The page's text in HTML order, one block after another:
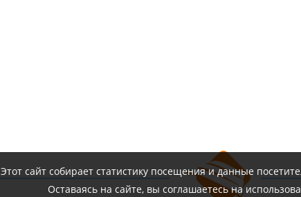
Этот сайт собирает статистику посещения и данные
Оставаясь на сайте, вы соглашаетесь на